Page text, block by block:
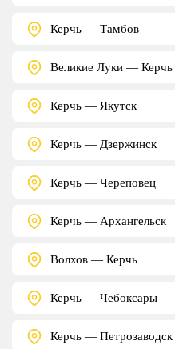
Керчь — Тамбов
Великие Луки — Керчь
Керчь — Якутск
Керчь — Дзержинск
Керчь — Череповец
Керчь — Архангельск
Волхов — Керчь
Керчь — Чебоксары
Керчь — Петрозаводск